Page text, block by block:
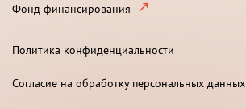
Фонд финансирования
Политика конфиденциальности
Согласие на обработку персональных данных